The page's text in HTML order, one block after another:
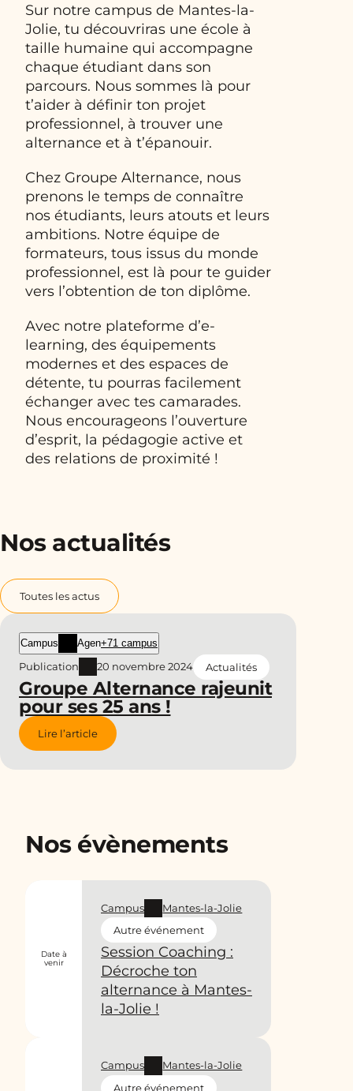
Sur notre campus de Mantes-la-
Jolie, tu découvriras une école à
taille humaine qui accompagne
chaque étudiant dans son
parcours. Nous sommes là pour
t’aider à définir ton projet
professionnel, à trouver une
alternance et à t’épanouir.
Chez Groupe Alternance, nous
prenons le temps de connaître
nos étudiants, leurs atouts et leurs
ambitions. Notre équipe de
formateurs, tous issus du monde
professionnel, est là pour te guider
vers l’obtention de ton diplôme.
Avec notre plateforme d’e-
learning, des équipements
modernes et des espaces de
détente, tu pourras facilement
échanger avec tes camarades.
Nous encourageons l’ouverture
d’esprit, la pédagogie active et
des relations de proximité !
Nos actualités
Toutes les actus
Groupe Alternance rajeunit
pour ses 25 ans !
Campus Agen+71 campus
Publication 20 novembre 2024 Actualités
Lire l’article
Nos évènements
Session Coaching :
Décroche ton
alternance à Mantes-
la-Jolie !
Campus
Mantes-la-Jolie
Autre événement
Date à
venir
Campus
Mantes-la-Jolie
Autre événement